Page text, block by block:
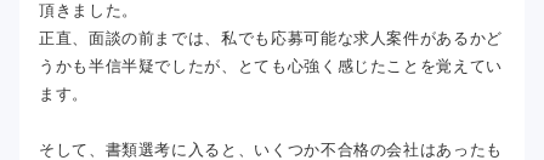
頂きました。
正直、面談の前までは、私でも応募可能な求人案件があるかど
うかも半信半疑でしたが、とても心強く感じたことを覚えてい
ます。
そして、書類選考に入ると、いくつか不合格の会社はあったも